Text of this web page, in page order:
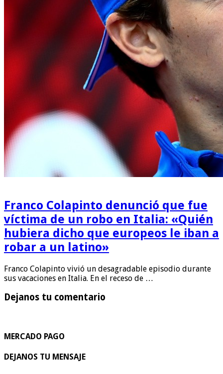
Franco Colapinto denunció que fue
víctima de un robo en Italia: «Quién
hubiera dicho que europeos le iban a
robar a un latino»
Franco Colapinto vivió un desagradable episodio durante
sus vacaciones en Italia. En el receso de …
Dejanos tu comentario
MERCADO PAGO
DEJANOS TU MENSAJE